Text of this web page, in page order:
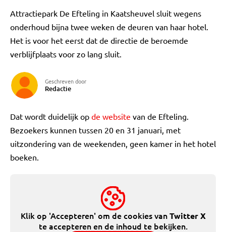
Attractiepark De Efteling in Kaatsheuvel sluit wegens
onderhoud bijna twee weken de deuren van haar hotel.
Het is voor het eerst dat de directie de beroemde
verblijfplaats voor zo lang sluit.
Geschreven door
Redactie
Dat wordt duidelijk op de website van de Efteling.
Bezoekers kunnen tussen 20 en 31 januari, met
uitzondering van de weekenden, geen kamer in het hotel
boeken.
Klik op 'Accepteren' om de cookies vanTwitter X
te accepteren en de inhoud te bekijken.